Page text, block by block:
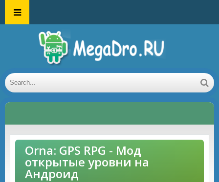
Orna: GPS RPG - Мод
открытые уровни на
Андроид